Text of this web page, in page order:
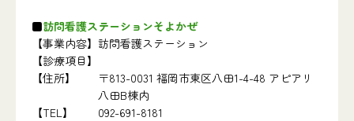
訪問看護ステーションそよかぜ
【事業内容】 訪問看護ステーション
【診療項目】
【住所】
〒813-0031 福岡市東区八田1-4-48 アピアリ
八田B棟内
【TEL】
092-691-8181